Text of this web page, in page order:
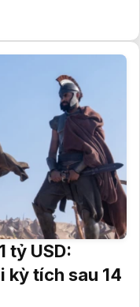
tỷ USD:
kỳ tích sau 14